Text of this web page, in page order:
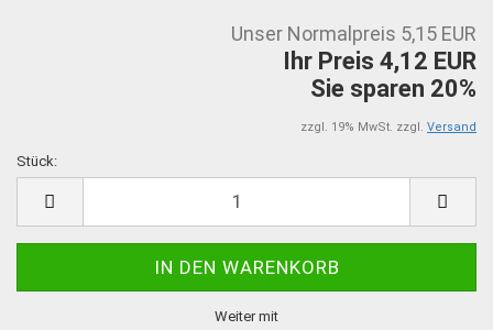
Unser Normalpreis 5,15 EUR
Ihr Preis 4,12 EUR
Sie sparen 20%
zzgl. 19% MwSt. zzgl. Versand
Stück:
Weiter mit